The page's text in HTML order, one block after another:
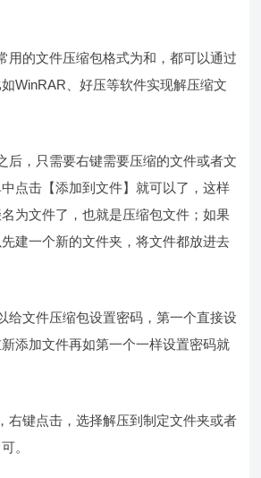
用的文件压缩包格式为和，都可以通过
WinRAR、好压等软件实现解压缩文
后，只需要右键需要压缩的文件或者文
点击【添加到文件】就可以了，这样
为文件了，也就是压缩包文件；如果
建一个新的文件夹，将文件都放进去
给文件压缩包设置密码，第一个直接设
添加文件再如第一个一样设置密码就
右键点击，选择解压到制定文件夹或者
。